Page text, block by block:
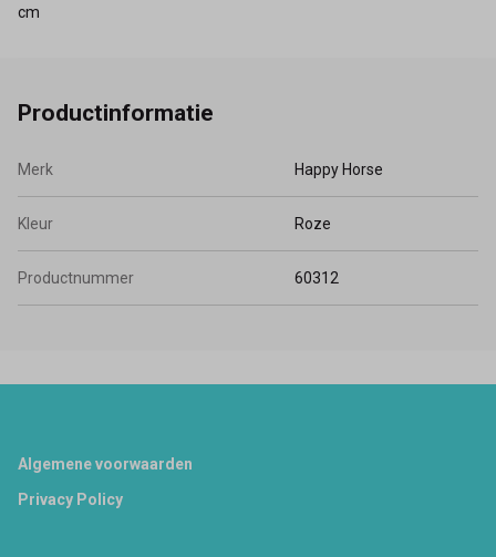
cm
Productinformatie
Merk Happy Horse
Kleur Roze
Productnummer 60312
Footer
Algemene voorwaarden
Privacy Policy